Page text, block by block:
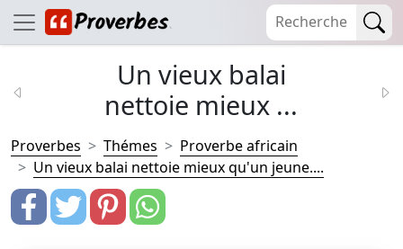
Un vieux balai
nettoie mieux ...
Proverbes Thémes
Proverbe africain
Un vieux balai nettoie mieux qu'un jeune....